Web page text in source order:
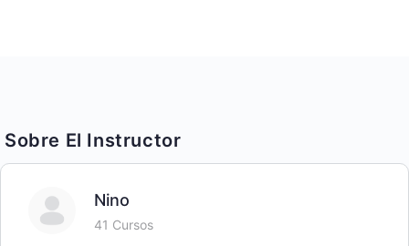
Sobre El Instructor
Nino
41 Cursos